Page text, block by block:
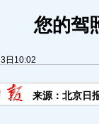
您的驾
日10:02
来源：北京日